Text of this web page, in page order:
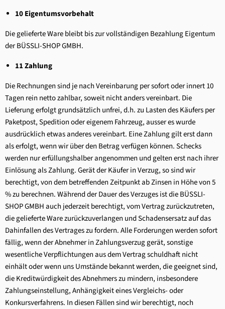
10 Eigentumsvorbehalt
Die gelieferte Ware bleibt bis zur vollständigen Bezahlung Eigentum
der BÜSSLI-SHOP GMBH.
11 Zahlung
Die Rechnungen sind je nach Vereinbarung per sofort oder innert 10
Tagen rein netto zahlbar, soweit nicht anders vereinbart. Die
Lieferung erfolgt grundsätzlich unfrei, d.h. zu Lasten des Käufers per
Paketpost, Spedition oder eigenem Fahrzeug, ausser es wurde
ausdrücklich etwas anderes vereinbart. Eine Zahlung gilt erst dann
als erfolgt, wenn wir über den Betrag verfügen können. Schecks
werden nur erfüllungshalber angenommen und gelten erst nach ihrer
Einlösung als Zahlung. Gerät der Käufer in Verzug, so sind wir
berechtigt, von dem betreffenden Zeitpunkt ab Zinsen in Höhe von 5
% zu berechnen. Während der Dauer des Verzuges ist die BÜSSLI-
SHOP GMBH auch jederzeit berechtigt, vom Vertrag zurückzutreten,
die gelieferte Ware zurückzuverlangen und Schadensersatz auf das
Dahinfallen des Vertrages zu fordern. Alle Forderungen werden sofort
fällig, wenn der Abnehmer in Zahlungsverzug gerät, sonstige
wesentliche Verpflichtungen aus dem Vertrag schuldhaft nicht
einhält oder wenn uns Umstände bekannt werden, die geeignet sind,
die Kreditwürdigkeit des Abnehmers zu mindern, insbesondere
Zahlungseinstellung, Anhängigkeit eines Vergleichs- oder
Konkursverfahrens. In diesen Fällen sind wir berechtigt, noch